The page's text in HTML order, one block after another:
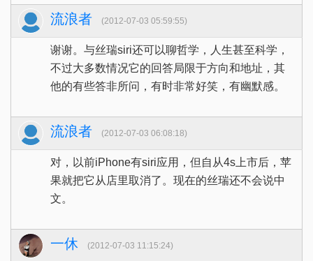
流浪者 (2012-07-03 05:59:55)
谢谢。与丝瑞siri还可以聊哲学，人生甚至科学，
不过大多数情况它的回答局限于方向和地址，其
他的有些答非所问，有时非常好笑，有幽默感。
流浪者 (2012-07-03 06:08:18)
对，以前iPhone有siri应用，但自从4s上市后，苹
果就把它从店里取消了。现在的丝瑞还不会说中
文。
一休 (2012-07-03 11:15:24)